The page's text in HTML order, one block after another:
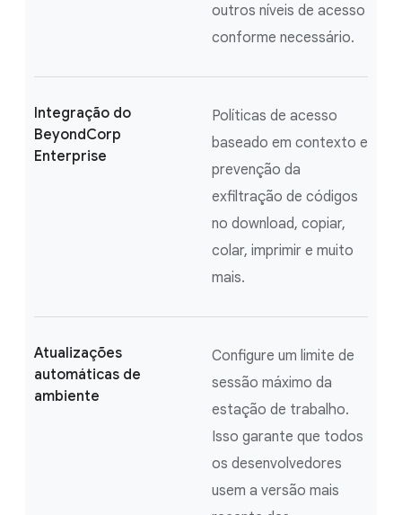
outros níveis de acesso
conforme necessário.
Integração do
BeyondCorp
Enterprise
Políticas de acesso
baseado em contexto e
prevenção da
exfiltração de códigos
no download, copiar,
colar, imprimir e muito
mais.
Atualizações
automáticas de
ambiente
Configure um limite de
sessão máximo da
estação de trabalho.
Isso garante que todos
os desenvolvedores
usem a versão mais